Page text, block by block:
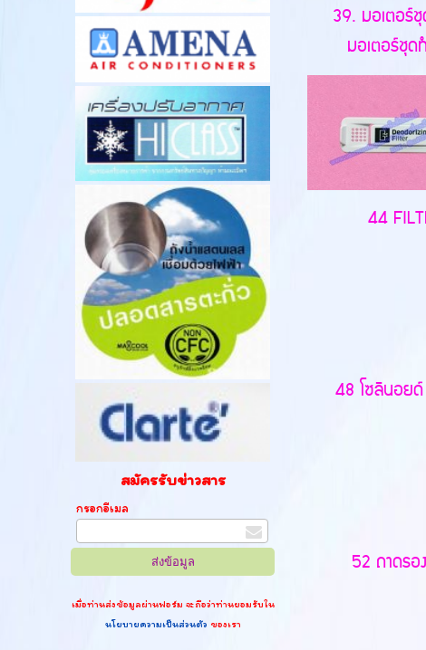
สมัครรับข่าวสาร
กรอกอีเมล
เมื่อท่านส่งข้อมูลผ่านฟอร์ม จะถือว่าท่านยอมรับใน
นโยบายความเป็นส่วนตัว ของเรา
39. มอเตอร์
มอเตอร์ชุด
44
48 โซลินอย
52 ถาดรอ